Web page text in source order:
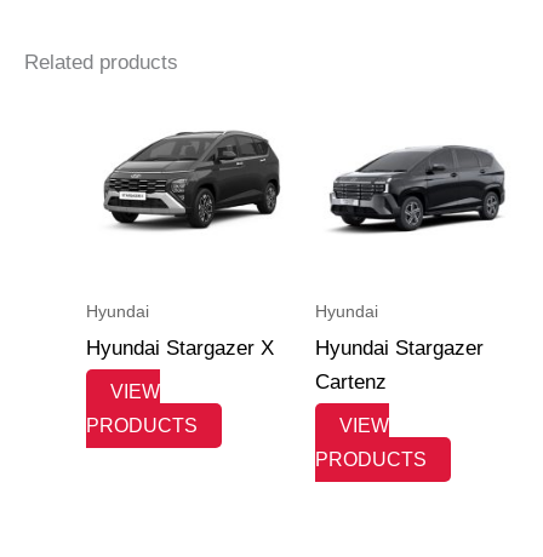
Related products
Hyundai
Hyundai Stargazer X
VIEW
PRODUCTS
Hyundai
Hyundai Stargazer
Cartenz
VIEW
PRODUCTS